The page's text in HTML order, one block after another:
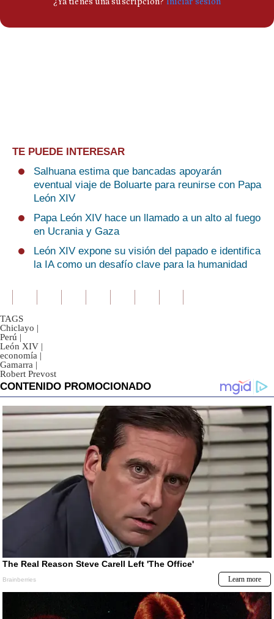
TE PUEDE INTERESAR
Salhuana estima que bancadas apoyarán
eventual viaje de Boluarte para reunirse con Papa
León XIV
Papa León XIV hace un llamado a un alto al fuego
en Ucrania y Gaza
León XIV expone su visión del papado e identifica
la IA como un desafío clave para la humanidad
TAGS
Chiclayo |
Perú |
León XIV |
economía |
Gamarra |
Robert Prevost